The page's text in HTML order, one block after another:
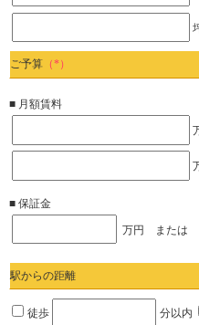
ご予算 （*）
■ 月額賃料
■ 保証金
万円 または
駅からの距離
徒歩 分以内